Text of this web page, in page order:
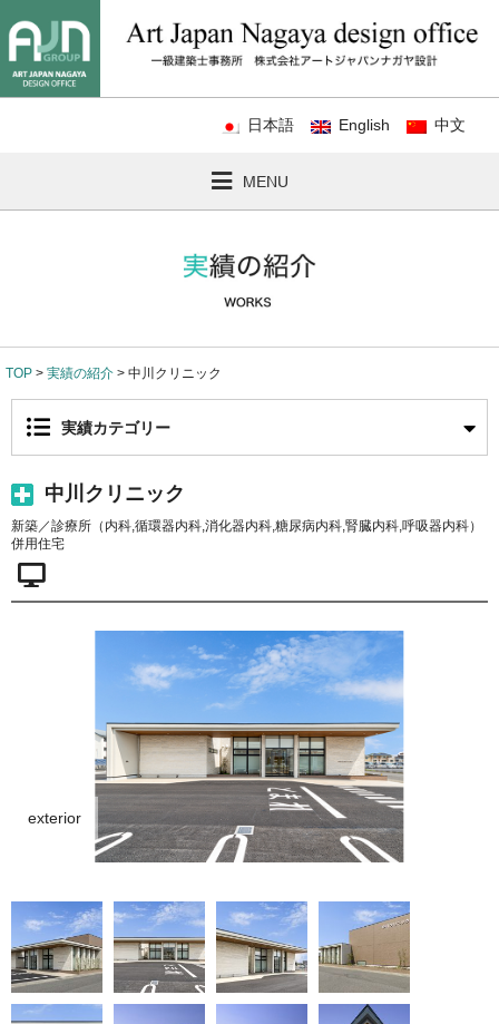
日本語 English 中文
MENU
TOP > 実績の紹介 > 中川クリニック
中川クリニック
新築／診療所（内科,循環器内科,消化器内科,糖尿病内科,腎臓内科,呼吸器内科）
併用住宅
exterior
実績カテゴリー